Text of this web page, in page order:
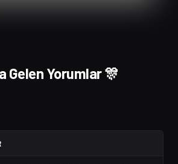
Gelen Yorumlar 🎊